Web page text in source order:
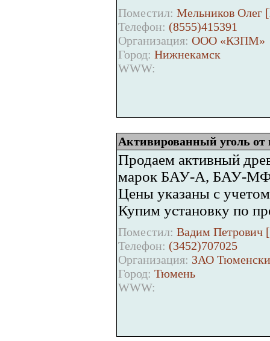
Поместил: Мельников Олег [
Телефон: (8555)415391
Организация: ООО «КЗПМ»
Город: Нижнекамск
WWW:
Активированный уголь от
Продаем активный
марок БАУ-А, БАУ-МФ
Цены указаны с
Купим установку по
Поместил: Вадим Петрович [
Телефон: (3452)707025
Организация: ЗАО
Город: Тюмень
WWW: